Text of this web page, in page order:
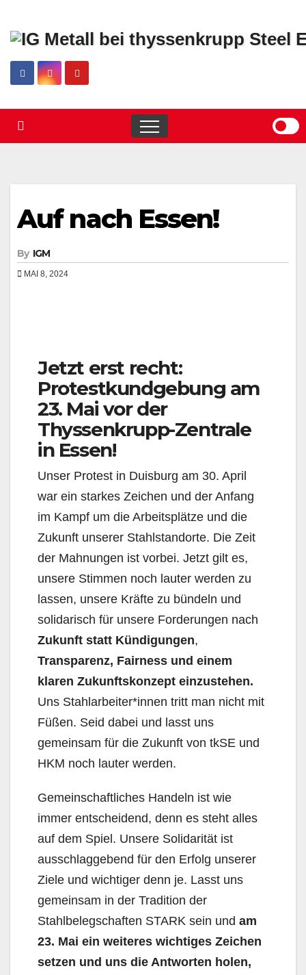
Auf nach Essen!
By IGM
MAI 8, 2024
Jetzt erst recht:
Protestkundgebung am
23. Mai vor der
Thyssenkrupp-Zentrale
in Essen!
Unser Protest in Duisburg am 30. April
war ein starkes Zeichen und der Anfang
im Kampf um die Arbeitsplätze und die
Zukunft unserer Stahlstandorte. Die Zeit
der Mahnungen ist vorbei. Jetzt gilt es,
unsere Stimmen noch lauter werden zu
lassen, unsere Kräfte zu bündeln und
solidarisch für unsere Forderungen nach
Zukunft statt Kündigungen,
Transparenz, Fairness und einem
klaren Zukunftskonzept einzustehen.
Uns Stahlarbeiter*innen tritt man nicht mit
Füßen. Seid dabei und lasst uns
gemeinsam für die Zukunft von tkSE und
HKM noch lauter werden.
Gemeinschaftliches Handeln ist wie
immer entscheidend, denn es steht alles
auf dem Spiel. Unsere Solidarität ist
ausschlaggebend für den Erfolg unserer
Ziele und wichtiger denn je. Lasst uns
gemeinsam in der Tradition der
Stahlbelegschaften STARK sein und am
23. Mai ein weiteres wichtiges Zeichen
setzen und uns die Antworten holen,